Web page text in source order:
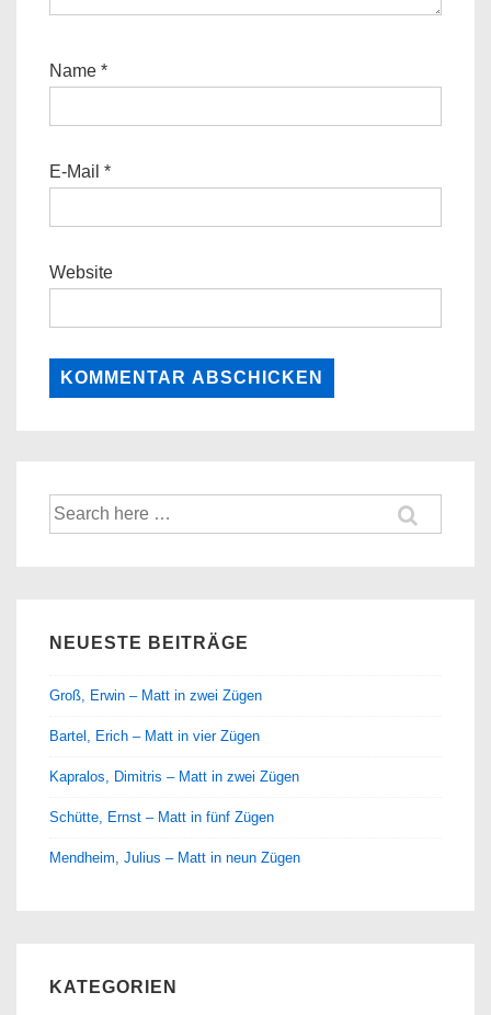
Name *
E-Mail *
Website
Suche
nach:
NEUESTE BEITRÄGE
Groß, Erwin – Matt in zwei Zügen
Bartel, Erich – Matt in vier Zügen
Kapralos, Dimitris – Matt in zwei Zügen
Schütte, Ernst – Matt in fünf Zügen
Mendheim, Julius – Matt in neun Zügen
KATEGORIEN